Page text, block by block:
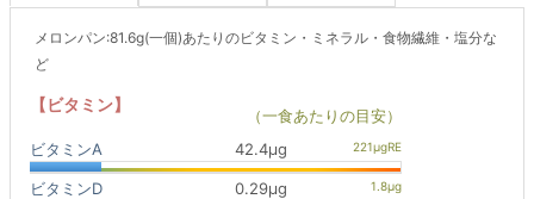
メロンパン:81.6g(一個)あたりのビタミン・ミネラル・食物繊維・塩分な
ど
【ビタミン】
（一食あたりの目安）
ビタミンA
42.4μg
ビタミンD 0.29μg